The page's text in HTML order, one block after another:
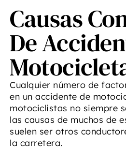
Causas
De
Cualquier número de
en un accidente de
motociclistas no siempre
las causas de muchos de
suelen ser otros
la carretera.